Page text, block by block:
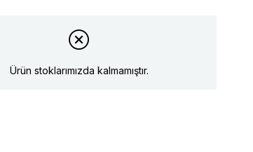
Ürün stoklarımızda kalmamıştır.